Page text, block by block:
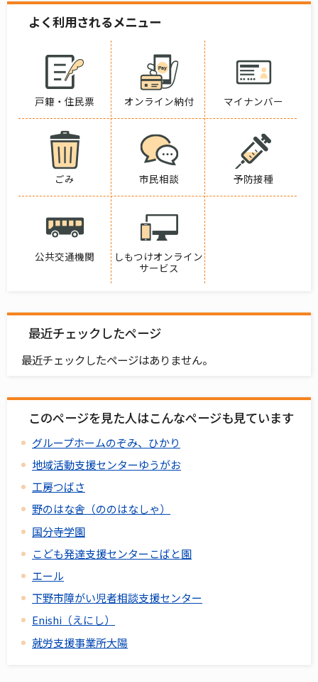
よく利用されるメニュー
戸籍・住民票 オンライン納付 マイナンバー
ごみ 市民相談 予防接種
公共交通機関
しもつけオンライン
サービス
最近チェックしたページ
最近チェックしたページはありません。
このページを見た人はこんなページも見ています
グループホームのぞみ、ひかり
地域活動支援センターゆうがお
工房つばさ
野のはな舎（ののはなしゃ）
国分寺学園
こども発達支援センターこばと園
エール
下野市障がい児者相談支援センター
Enishi（えにし）
就労支援事業所大陽